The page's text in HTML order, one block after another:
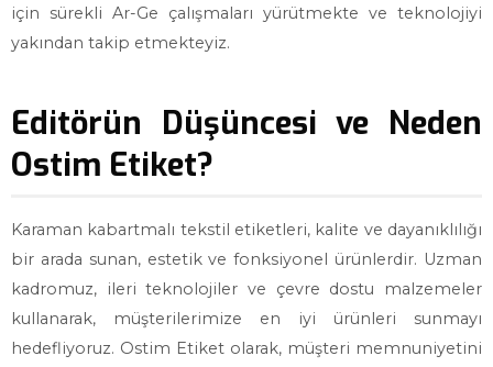
için sürekli Ar-Ge çalışmaları yürütmekte ve teknolojiyi
yakından takip etmekteyiz.
Editörün Düşüncesi ve Neden
Ostim Etiket?
Karaman kabartmalı tekstil etiketleri, kalite ve dayanıklılığı
bir arada sunan, estetik ve fonksiyonel ürünlerdir. Uzman
kadromuz, ileri teknolojiler ve çevre dostu malzemeler
kullanarak, müşterilerimize en iyi ürünleri sunmayı
hedefliyoruz. Ostim Etiket olarak, müşteri memnuniyetini